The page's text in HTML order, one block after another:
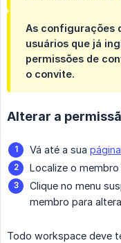
As configurações
usuários que já
permissões de
o convite.
Alterar a
Vá até a sua
Localize o
Clique no menu
membro para
Todo workspace deve